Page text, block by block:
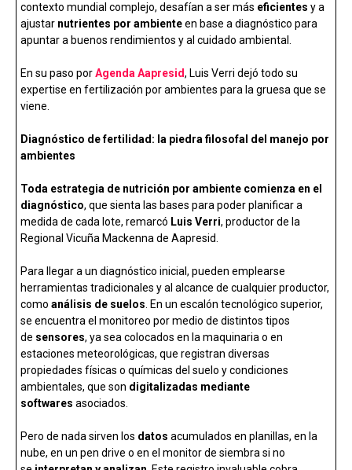
contexto mundial complejo, desafían a ser más eficientes y a
ajustar nutrientes por ambienteen base a diagnóstico para
apuntar a buenos rendimientos y al cuidado ambiental.
En su paso porAgenda Aapresid, Luis Verri dejó todo su
expertise en fertilización por ambientes para la gruesa que se
viene.
Diagnóstico de fertilidad: la piedra filosofal del manejo por
ambientes
Toda estrategia de nutrición por ambiente comienza en el
diagnóstico, que sienta las bases para poder planificar a
medida de cada lote, remarcó Luis Verri, productor de la
Regional Vicuña Mackenna de Aapresid.
Para llegar a un diagnóstico inicial, pueden emplearse
herramientas tradicionales y al alcance de cualquier productor,
como análisis de suelos . En un escalón tecnológico superior,
se encuentra el monitoreo por medio de distintos tipos
de sensores, ya sea colocados en la maquinaria o en
estaciones meteorológicas, que registran diversas
propiedades físicas o químicas del suelo y condiciones
ambientales, que son digitalizadas mediante
softwares asociados.
Pero de nada sirven los datos acumulados en planillas, en la
nube, en un pen drive o en el monitor de siembra si no